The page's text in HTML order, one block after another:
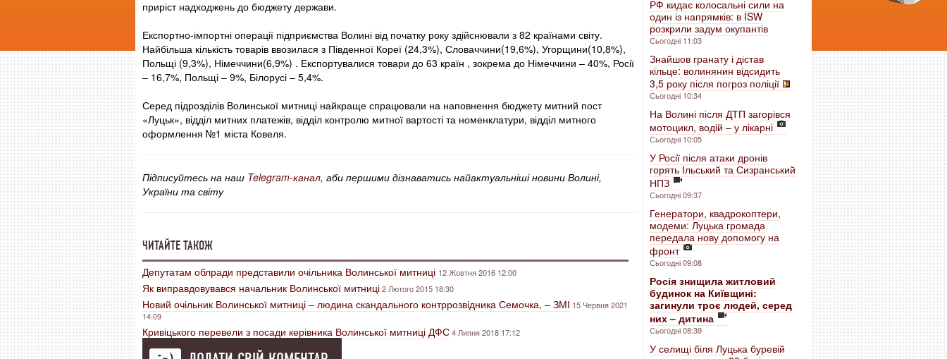
приріст надходжень до бюджету держави.
Експортно-імпортні операції підприємства Волині від початку року здійснювали з 82 країнами світу.
Найбільша кількість товарів ввозилася з Південної Кореї (24,3%), Словаччини(19,6%), Угорщини(10,8%),
Польщі (9,3%), Німеччини(6,9%) . Експортувалися товари до 63 країн , зокрема до Німеччини – 40%, Росії
– 16,7%, Польщі – 9%, Білорусі – 5,4%.
Серед підрозділів Волинської митниці найкраще спрацювали на наповнення бюджету митний пост
«Луцьк», відділ митних платежів, відділ контролю митної вартості та номенклатури, відділ митного
оформлення №1 міста Ковеля.
Підписуйтесь на наш Telegram-канал, аби першими дізнаватись найактуальніші новини Волині,
України та світу
ЧИТАЙТЕ ТАКОЖ
Депутатам облради представили очільника Волинської митниці 12 Жовтня 2016 12:00
Як виправдовувався начальник Волинської митниці2 Лютого 2015 18:30
Новий очільник Волинської митниці – людина скандального контррозвідника Семочка, – ЗМІ 15 Червня 2021
14:09
Кривіцького перевели з посади керівника Волинської митниці ДФС4 Липня 2018 17:12
РФ кидає колосальні сили на
один із напрямків: в ISW
розкрили задум окупантів
Сьогодні 11:03
Знайшов гранату і дістав
кільце: волинянин відсидить
3,5 року після погроз поліції
Сьогодні 10:34
На Волині після ДТП загорівся
мотоцикл, водій – у лікарні
Сьогодні 10:05
У Росії після атаки дронів
горять Ільський та Сизранський
НПЗ
Сьогодні 09:37
Генератори, квадрокоптери,
модеми: Луцька громада
передала нову допомогу на
фронт
Сьогодні 09:08
Росія знищила житловий
будинок на Київщині:
загинули троє людей, серед
них – дитина
Сьогодні 08:39
У селищі біля Луцька буревій